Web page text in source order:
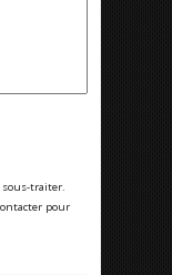
traiter.
pour